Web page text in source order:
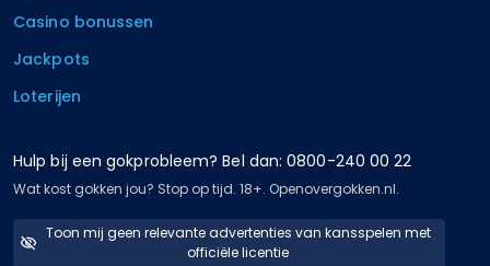
Casino bonussen
Jackpots
Loterijen
Hulp bij een gokprobleem? Bel dan: 0800-240 00 22
Wat kost gokken jou? Stop op tijd. 18+. Openovergokken.nl.
Toon mij geen relevante advertenties van kansspelen met
officiële licentie